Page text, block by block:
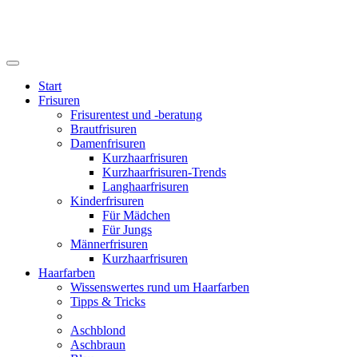
Start
Frisuren
Frisurentest und -beratung
Brautfrisuren
Damenfrisuren
Kurzhaarfrisuren
Kurzhaarfrisuren-Trends
Langhaarfrisuren
Kinderfrisuren
Für Mädchen
Für Jungs
Männerfrisuren
Kurzhaarfrisuren
Haarfarben
Wissenswertes rund um Haarfarben
Tipps & Tricks
Aschblond
Aschbraun